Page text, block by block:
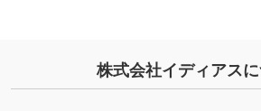
詳しく見る
株式会社イディアス